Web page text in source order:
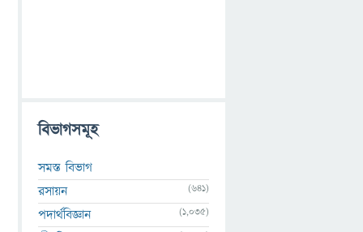
বিভাগসমূহ
সমস্ত বিভাগ
রসায়ন
(641)
পদার্থবিজ্ঞান (1,035)